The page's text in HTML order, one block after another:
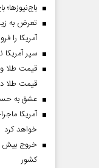
تعرض به
آمریکا را
سپر آمریکا
قیمت طلا
عشق به
آمریکا
خواهد کرد
کشور